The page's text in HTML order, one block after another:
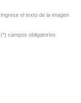
Ingrese el texto de la imagen
(*) campos obligatorios